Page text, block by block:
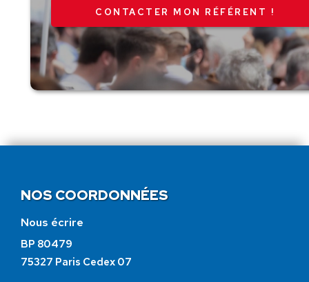
CONTACTER MON RÉFÉRENT !
NOS COORDONNÉES
Nous écrire
BP 80479
75327 Paris Cedex 07